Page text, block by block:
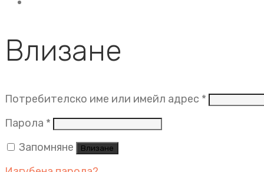
Влизане
Потребителско име или имейл адрес *
Парола * Задължително
Запомняне
Влизане